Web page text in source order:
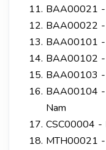
BAA00021 -
BAA00022 -
BAA00101 -
BAA00102 -
BAA00103 -
BAA00104 -
Nam
CSC00004 -
MTH00021